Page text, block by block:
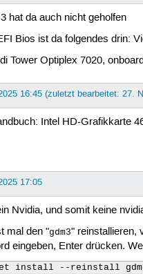
hat da auch nicht geholfen
Bios ist da folgendes drin:
Tower Optiplex 7020,
16:45 (zuletzt bearbeitet: 27.
Intel HD-Grafikkarte
17:05
Nvidia, und somit keine
mal den "gdm3" reinstallieren,
eingeben, Enter drücken.
install --reinstall